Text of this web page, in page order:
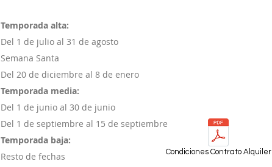
Temporada alta:
Del 1 de julio al 31 de agosto
Semana Santa
Del 20 de diciembre al 8 de enero
Temporada media:
Del 1 de junio al 30 de junio
Del 1 de septiembre al 15 de septiembre
Temporada baja:
Resto de fechas
Condiciones Contrato Alquiler